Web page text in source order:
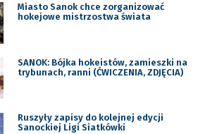
Miasto Sanok chce zorganizować
hokejowe mistrzostwa świata
SANOK: Bójka hokeistów, zamieszki na
trybunach, ranni (ĆWICZENIA, ZDJĘCIA)
Ruszyły zapisy do kolejnej edycji
Sanockiej Ligi Siatkówki